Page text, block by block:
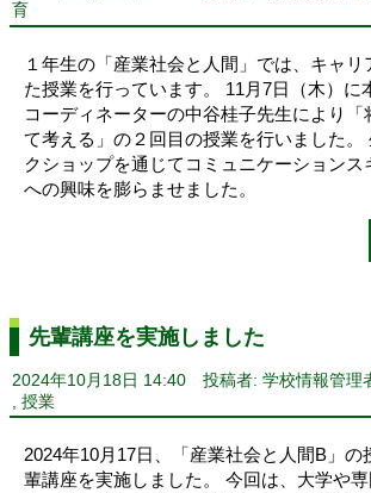
育
１年生の「産業社会と人間」では、キャリ
た授業を行っています。 11月7日（木）に
コーディネーターの中谷桂子先生により「
て考える」の２回目の授業を行いました。
クショップを通じてコミュニケーションス
への興味を膨らませました。
先輩講座を実施しました
2024年10月18日 14:40 投稿者: 学校情報管理
授業
2024年10月17日、「産業社会と人間B」の
輩講座を実施しました。 今回は、大学や